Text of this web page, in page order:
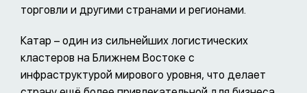
торговли и другими странами и регионами.
Катар – один из сильнейших логистических
кластеров на Ближнем Востоке с
инфраструктурой мирового уровня, что делает